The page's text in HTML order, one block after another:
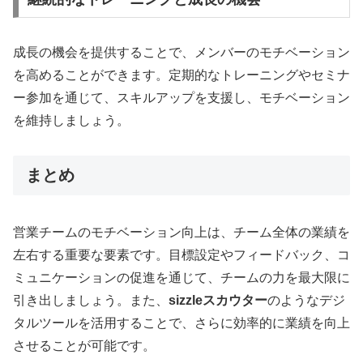
成長の機会を提供することで、メンバーのモチベーション
を高めることができます。定期的なトレーニングやセミナ
ー参加を通じて、スキルアップを支援し、モチベーション
を維持しましょう。
まとめ
営業チームのモチベーション向上は、チーム全体の業績を
左右する重要な要素です。目標設定やフィードバック、コ
ミュニケーションの促進を通じて、チームの力を最大限に
引き出しましょう。また、 sizzleスカウターのようなデジ
タルツールを活用することで、さらに効率的に業績を向上
させることが可能です。